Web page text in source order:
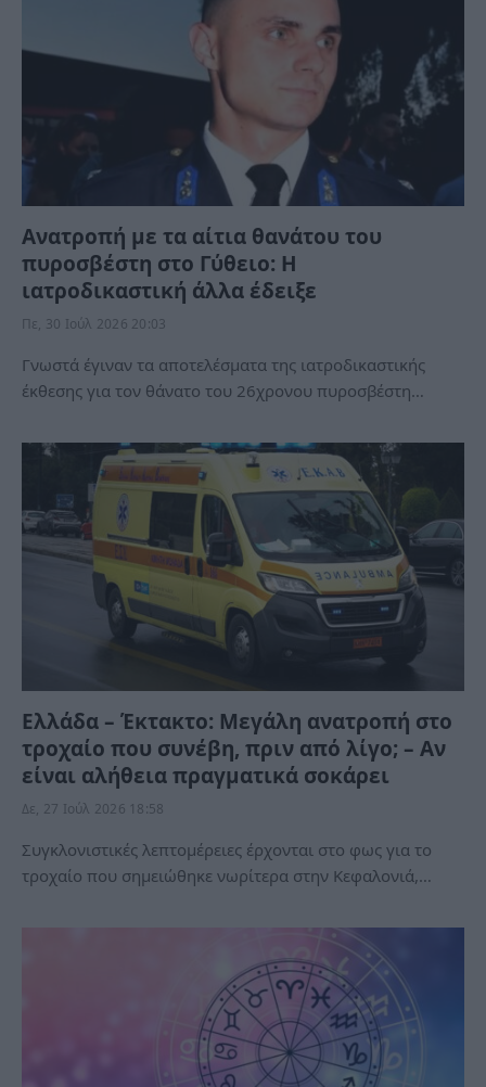
Ανατροπή με τα αίτια θανάτου του
πυροσβέστη στο Γύθειο: Η
ιατροδικαστική άλλα έδειξε
Πε, 30 Ιούλ 2026 20:03
Γνωστά έγιναν τα αποτελέσματα της ιατροδικαστικής
έκθεσης για τον θάνατο του 26χρονου πυροσβέστη…
Ελλάδα – Έκτακτο: Μεγάλη ανατροπή στο
τροχαίο που συνέβη, πριν από λίγο; – Αν
είναι αλήθεια πραγματικά σοκάρει
Δε, 27 Ιούλ 2026 18:58
Συγκλονιστικές λεπτομέρειες έρχονται στο φως για το
τροχαίο που σημειώθηκε νωρίτερα στην Κεφαλονιά,…